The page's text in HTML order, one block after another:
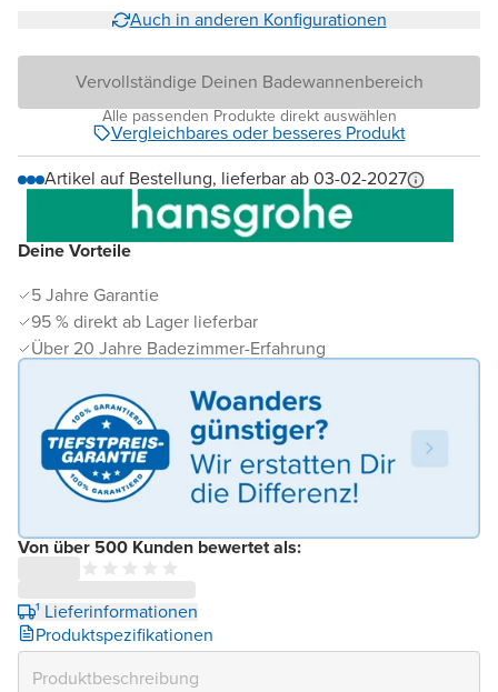
Deine Vorteile
5 Jahre Garantie
95 % direkt ab Lager lieferbar
Über 20 Jahre Badezimmer-Erfahrung
Von über 500 Kunden bewertet als:
¹ Lieferinformationen
Produktspezifikationen
Auch in anderen Konfigurationen
Vervollständige Deinen Badewannenbereich
Alle passenden Produkte direkt auswählen
Vergleichbares oder besseres Produkt
Artikel auf Bestellung, lieferbar ab 03-02-2027